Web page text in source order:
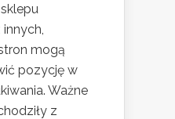
mogą
pozycję w
Ważne
z